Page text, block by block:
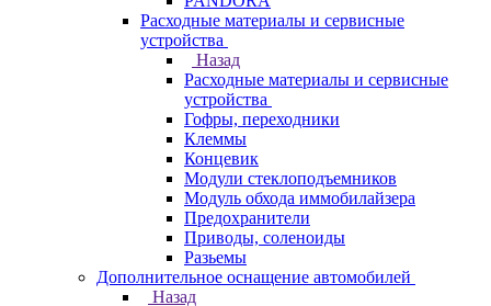
Расходные материалы и сервисные
устройства
Назад
Расходные материалы и сервисные
устройства
Гофры, переходники
Клеммы
Концевик
Модули стеклоподъемников
Модуль обхода иммобилайзера
Предохранители
Приводы, соленоиды
Разьемы
Дополнительное оснащение автомобилей
Назад